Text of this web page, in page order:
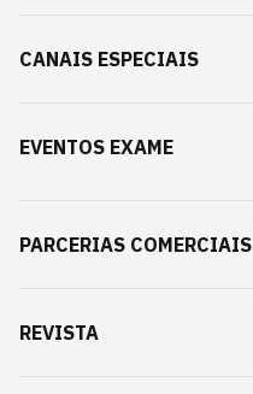
CANAIS ESPECIAIS
EVENTOS EXAME
PARCERIAS COMERCIAIS
REVISTA